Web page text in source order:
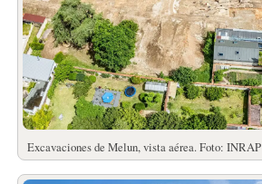
Excavaciones de Melun, vista aérea. Foto: INRAP